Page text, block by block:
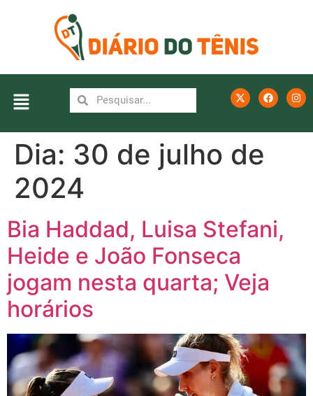
Dia: 30 de julho de
2024
Bia Haddad, Luisa Stefani,
Heide e João Fonseca
jogam nesta quarta; Veja
horários